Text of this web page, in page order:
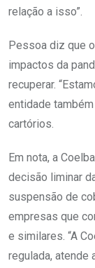
relação a isso”.
Pessoa diz que
impactos da
recuperar.
entidade
cartórios.
Em nota, a
decisão liminar
suspensão de
empresas que
e similares. “A
regulada, atende